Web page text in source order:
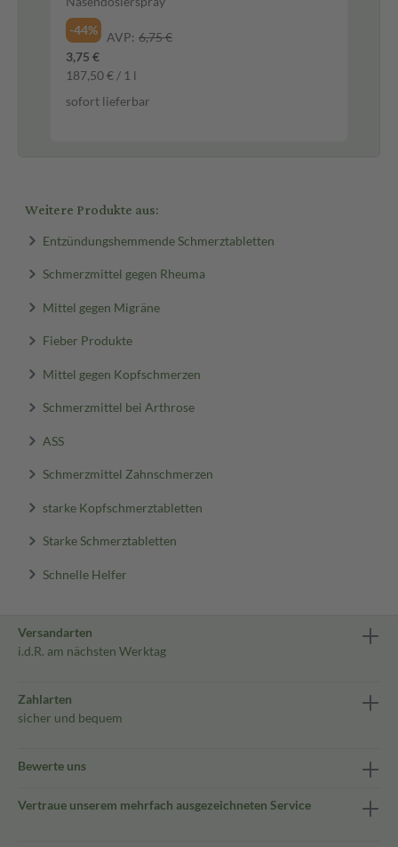
-44%
AVP: 6,75 €
3,75 €
187,50 € / 1 l
sofort lieferbar
Weitere Produkte aus:
Entzündungshemmende Schmerztabletten
Schmerzmittel gegen Rheuma
Mittel gegen Migräne
Fieber Produkte
Mittel gegen Kopfschmerzen
Schmerzmittel bei Arthrose
ASS
Schmerzmittel Zahnschmerzen
starke Kopfschmerztabletten
Starke Schmerztabletten
Schnelle Helfer
Versandarten
i.d.R. am nächsten Werktag
Zahlarten
sicher und bequem
Bewerte uns
Vertraue unserem mehrfach ausgezeichneten Service